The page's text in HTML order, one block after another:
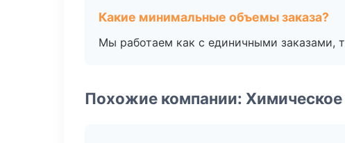
Какие минимальные объемы заказа?
Мы работаем как с единичными заказами,
Похожие компании: Химическое